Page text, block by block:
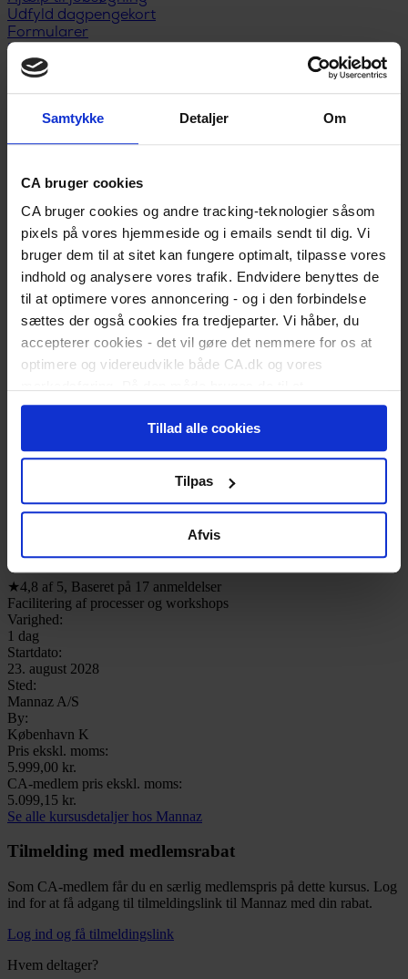
Samtykke Detaljer Om
CA bruger cookies
CA bruger cookies og andre tracking-teknologier såsom
pixels på vores hjemmeside og i emails sendt til dig. Vi
bruger dem til at sitet kan fungere optimalt, tilpasse vores
indhold og analysere vores trafik. Endvidere benyttes de
til at optimere vores annoncering - og i den forbindelse
sættes der også cookies fra tredjeparter. Vi håber, du
accepterer cookies - det vil gøre det nemmere for os at
optimere og videreudvikle både CA.dk og vores
personalisere indhold til dig, herunder på vores
hjemmeside, i emails og i annoncer. Ønsker du senere
hen at ændre dit cookie-samtykke, kan du altid gøre det
ved at klikke på "Cookiepolitik" nederst på alle sider.
Tillad alle cookies
Tilpas
Afvis
Udfyld dagpengekort
Formularer
Når du får job
Løntilskud og praktik
CA Advokathjælp
Medlemsfordele
Privatøkonomi
Anbefal nyt medlem
Kontakt
Strategikonsulentens rolle som facilitator
- Mannaz A/S - 23-08-2028
★4,8 af 5, Baseret på 17 anmeldelser
Facilitering af processer og workshops
Varighed:
1 dag
Startdato:
23. august 2028
Sted:
Mannaz A/S
By:
København K
Pris ekskl. moms:
5.999,00 kr.
CA-medlem pris ekskl. moms:
5.099,15 kr.
Se alle kursusdetaljer hos Mannaz
Tilmelding med medlemsrabat
Som CA-medlem får du en særlig medlemspris på dette kursus. Log
ind for at få adgang til tilmeldingslink til Mannaz med din rabat.
Log ind og få tilmeldingslink
Hvem deltager?